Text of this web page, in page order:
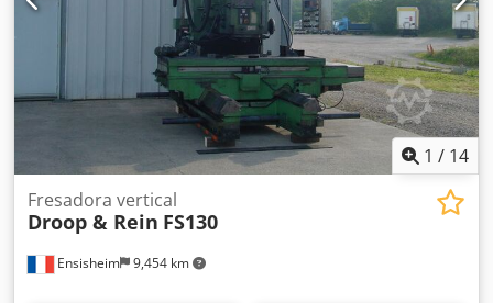
1 / 14
Ensisheim 9,454 km
Fresadora vertical
Droop & Rein FS130